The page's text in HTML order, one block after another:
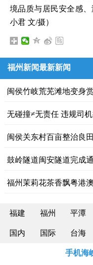
境品质与居民安全感
小君 文/摄）
福州新闻最新新闻
闽侯竹岐荒芜滩地变身
无碰撞≠无责任 违规司
闽侯关东村百亩整治良
鼓岭隧道闽安隧道完成
福州茉莉花茶香飘粤港
福建 福州 平潭
国内 国际 台海
手机海